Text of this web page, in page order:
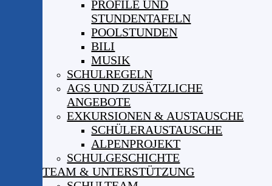
PROFILE UND
STUNDENTAFELN
POOLSTUNDEN
BILI
MUSIK
SCHULREGELN
AGS UND ZUSÄTZLICHE
ANGEBOTE
EXKURSIONEN & AUSTAUSCHE
SCHÜLERAUSTAUSCHE
ALPENPROJEKT
SCHULGESCHICHTE
TEAM & UNTERSTÜTZUNG